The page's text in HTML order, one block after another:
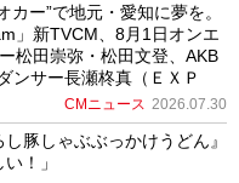
カー”で地元・愛知に夢を。
」新TVCM、8月1日オンエ
松田崇弥・松田文登、AKB
ンサー長瀬柊真（ＥＸＰ
CMニュース 2026.07.30
豚しゃぶぶっかけうどん』
！」